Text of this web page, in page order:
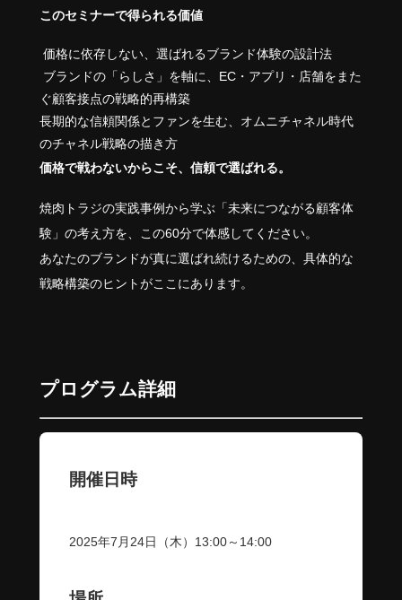
このセミナーで得られる価値
価格に依存しない、選ばれるブランド体験の設計法
ブランドの「らしさ」を軸に、EC・アプリ・店舗をまた
ぐ顧客接点の戦略的再構築
長期的な信頼関係とファンを生む、オムニチャネル時代
のチャネル戦略の描き方
価格で戦わないからこそ、信頼で選ばれる。
焼肉トラジの実践事例から学ぶ「未来につながる顧客体
験」の考え方を、この60分で体感してください。
あなたのブランドが真に選ばれ続けるための、具体的な
戦略構築のヒントがここにあります。
プログラム詳細
開催日時
2025年7月24日（木）13:00～14:00